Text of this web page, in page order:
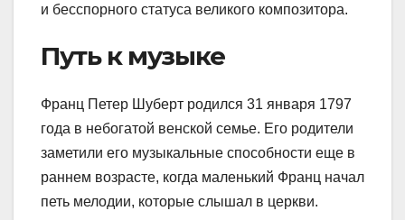
и бесспорного статуса великого композитора.
Путь к музыке
Франц Петер Шуберт родился 31 января 1797
года в небогатой венской семье. Его родители
заметили его музыкальные способности еще в
раннем возрасте, когда маленький Франц начал
петь мелодии, которые слышал в церкви.